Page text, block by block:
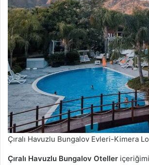
Çıralı Havuzlu Bungalov Evleri-Kimera
Çıralı Havuzlu Bungalov Oteller